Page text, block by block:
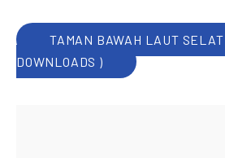
TAMAN BAWAH LAUT
DOWNLOADS )